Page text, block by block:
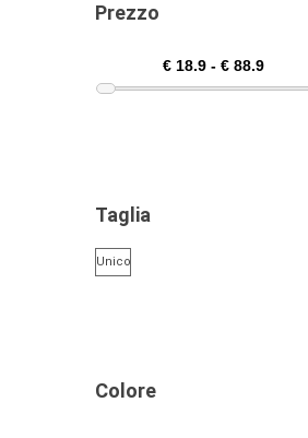
Prezzo
Taglia
Unico
Colore